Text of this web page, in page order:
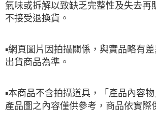
氣味或拆解以致缺乏完整性及失去再
不接受退換貨。
▪網頁圖片因拍攝關係，與實品略有
出貨商品為準。
▪本商品不含拍攝道具，「產品內容物
產品圖之內容僅供參考，商品依實際